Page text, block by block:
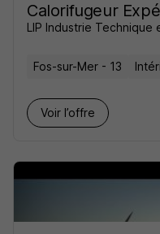
Calorifugeur
LIP Industrie Technique
Fos-sur-Mer - 13
Voir l’offre